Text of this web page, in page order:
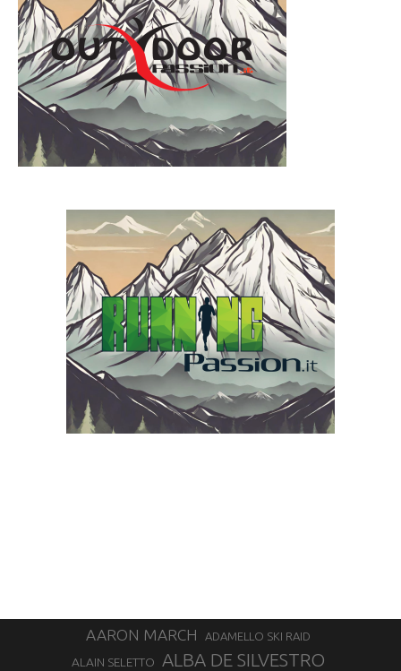
AARON MARCH ADAMELLO SKI RAID
ALAIN SELETTO ALBA DE SILVESTRO